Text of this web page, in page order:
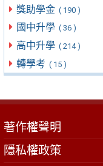
獎助學金 ( 190 )
國中升學 ( 36 )
高中升學 ( 214 )
轉學考 ( 15 )
著作權聲明
隱私權政策